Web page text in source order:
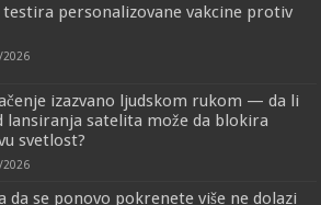
testira personalizovane vakcine protiv
2026
izazvano ljudskom rukom — da li
lansiranja satelita može da blokira
svetlost?
2026
da se ponovo pokrenete više ne dolazi